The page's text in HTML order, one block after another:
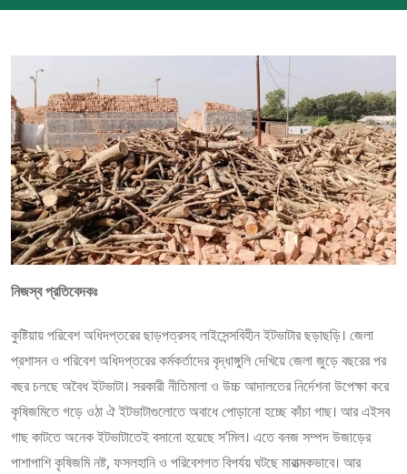
নিজস্ব প্রতিবেদকঃ
কুষ্টিয়ায় পরিবেশ অধিদপ্তরের ছাড়পত্রসহ লাইসেন্সবিহীন ইটভাটার ছড়াছড়ি। জেলা
প্রশাসন ও পরিবেশ অধিদপ্তরের কর্মকর্তাদের বৃদ্ধাঙ্গুলি দেখিয়ে জেলা জুড়ে বছরের পর
বছর চলছে অবৈধ ইটভাটা। সরকারী নীতিমালা ও উচ্চ আদালতের নির্দেশনা উপেক্ষা করে
কৃষিজমিতে গড়ে ওঠা ঐ ইটভাটাগুলোতে অবাধে পোড়ানো হচ্ছে কাঁচা গাছ। আর এইসব
গাছ কাটতে অনেক ইটভাটাতেই বসানো হয়েছে স’মিল। এতে বনজ সম্পদ উজাড়ের
পাশাপাশি কৃষিজমি নষ্ট, ফসলহানি ও পরিবেশগত বিপর্যয় ঘটছে মারাত্মকভাবে। আর